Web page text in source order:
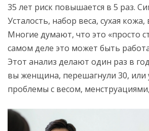
35 лет риск повышается в 5 раз.
Усталость, набор веса, сухая
Многие думают, что это «просто
самом деле это может быть
Этот анализ делают один раз в
вы женщина, перешагнули 30, или
проблемы с весом,